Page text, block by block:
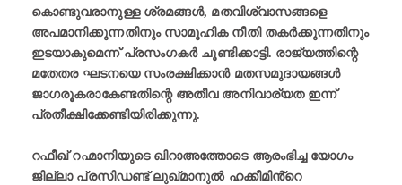
കൊണ്ടുവരാനുള്ള ശ്രമങ്ങൾ, മതവിശ്വാസങ്ങളെ
അപമാനിക്കുന്നതിനും സാമൂഹിക നീതി തകർക്കുന്നതിനും
ഇടയാകുമെന്ന് പ്രസംഗകർ ചൂണ്ടിക്കാട്ടി. രാജ്യത്തിന്റെ
മതേതര ഘടനയെ സംരക്ഷിക്കാൻ മതസമുദായങ്ങൾ
ജാഗരൂകരാകേണ്ടതിന്റെ അതീവ അനിവാര്യത ഇന്ന്
പ്രതീക്ഷിക്കേണ്ടിയിരിക്കുന്നു.
റഫീഖ് റഹ്മാനിയുടെ ഖിറാഅത്തോടെ ആരംഭിച്ച യോഗം
ജില്ലാ പ്രസിഡണ്ട് ലുഖ്മാനുൽ ഹക്കീമിൻ്റെ